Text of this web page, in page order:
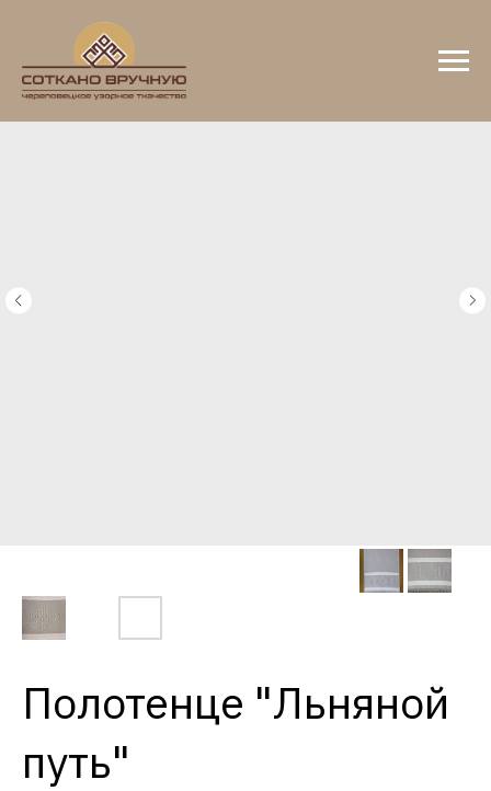
Полотенце "Льняной
путь"